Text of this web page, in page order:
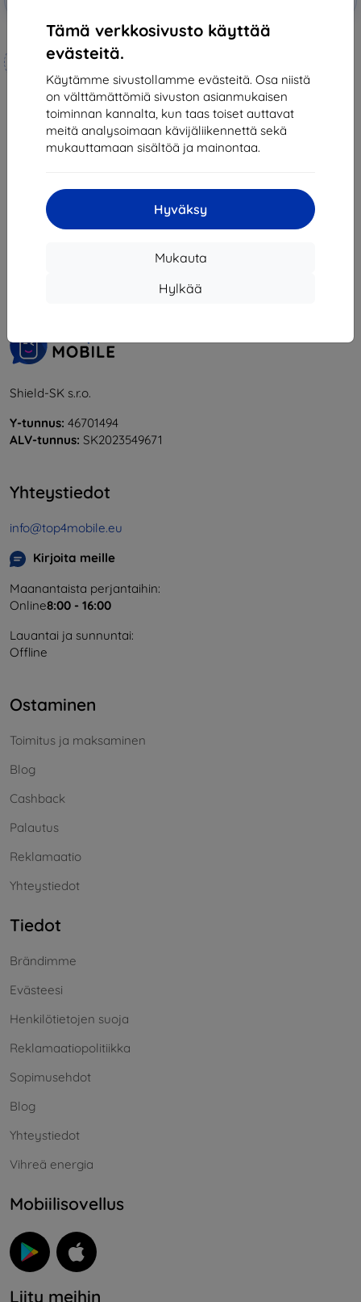
Tämä verkkosivusto käyttää
evästeitä.
Käytämme sivustollamme evästeitä. Osa niistä
on välttämättömiä sivuston asianmukaisen
toiminnan kannalta, kun taas toiset auttavat
meitä analysoimaan kävijäliikennettä sekä
mukauttamaan sisältöä ja mainontaa.
Hyväksy
Mukauta
Hylkää
3mk Hammer protective film
Mittojen mukaan
21,90 €
19,70 €
Varastossa 4 kpl
3mk Watch Protection ARC
Protective film for Garett Essa 2
11,61 €
Varastossa > 5 kpl
yhteensä6.
Shield-SK s.r.o.
Y-tunnus: 46701494
ALV-tunnus: SK2023549671
Yhteystiedot
info@top4mobile.eu
Kirjoita meille
Maanantaista perjantaihin:
Online8:00 - 16:00
Lauantai ja sunnuntai:
Offline
Ostaminen
Toimitus ja maksaminen
Blog
Cashback
Palautus
Reklamaatio
Yhteystiedot
Tiedot
Brändimme
Evästeesi
Henkilötietojen suoja
Reklamaatiopolitiikka
Sopimusehdot
Blog
Yhteystiedot
Vihreä energia
Mobiilisovellus
Liity meihin